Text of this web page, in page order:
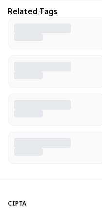
Related Tags
CIPTA